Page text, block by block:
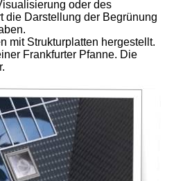
oder des
die Darstellung der Begrünung
mit Strukturplatten hergestellt.
Frankfurter Pfanne. Die